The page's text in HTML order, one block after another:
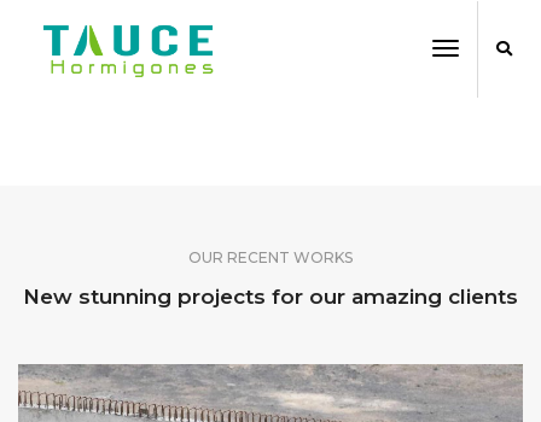
Toggle
SHARE OUR WORK
OUR RECENT WORKS
New stunning projects for our amazing clients